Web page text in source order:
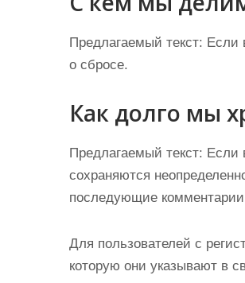
Предлагаемый текст: Если
о сбросе.
Как долго мы
Предлагаемый текст: Если
сохраняются
последующие
Для пользователей с
которую они указывают в